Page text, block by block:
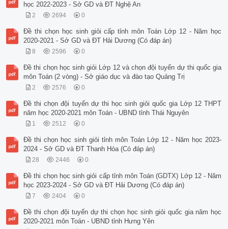
học 2022-2023 - Sở GD và ĐT Nghệ An
2 2694 0
Đề thi chọn học sinh giỏi cấp tỉnh môn Toán Lớp 12 - Năm học
2020-2021 - Sở GD và ĐT Hải Dương (Có đáp án)
8 2596 0
Đề thi chọn học sinh giỏi Lớp 12 và chọn đội tuyển dự thi quốc gia
môn Toán (2 vòng) - Sở giáo dục và đào tạo Quảng Trị
2 2576 0
Đề thi chọn đội tuyển dự thi học sinh giỏi quốc gia Lớp 12 THPT
năm học 2020-2021 môn Toán - UBND tỉnh Thái Nguyên
1 2512 0
Đề thi chọn học sinh giỏi tỉnh môn Toán Lớp 12 - Năm học 2023-
2024 - Sở GD và ĐT Thanh Hóa (Có đáp án)
28 2446 0
Đề thi chọn học sinh giỏi cấp tỉnh môn Toán (GDTX) Lớp 12 - Năm
học 2023-2024 - Sở GD và ĐT Hải Dương (Có đáp án)
7 2404 0
Đề thi chọn đội tuyển dự thi chọn học sinh giỏi quốc gia năm học
2020-2021 môn Toán - UBND tỉnh Hưng Yên